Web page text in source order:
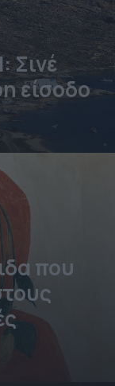
Σινέ
είσοδο
που